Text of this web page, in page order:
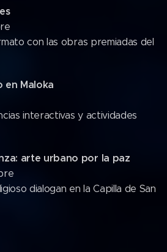
con las obras premiadas del
en Maloka
interactivas y actividades
arte urbano por la paz
dialogan en la Capilla de San